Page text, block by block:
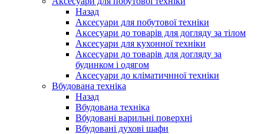
Назад
Аксесуари для побутової техніки
Аксесуари до товарів для догляду за тілом
Аксесуари для кухонної техніки
Аксесуари до товарів для догляду за
будинком і одягом
Аксесуари до кліматичнної техніки
Вбудована техніка
Назад
Вбудована техніка
Вбудовані варильні поверхні
Вбудовані духові шафи